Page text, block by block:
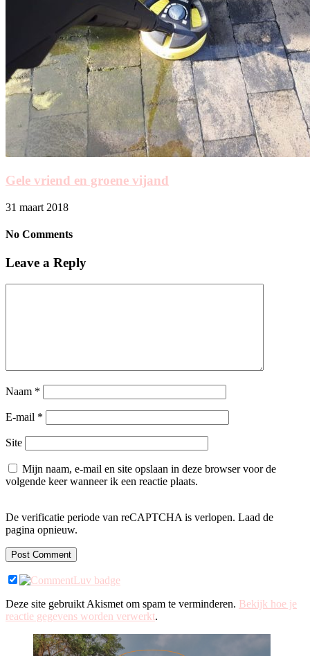
Gele vriend en groene vijand
31 maart 2018
No Comments
Leave a Reply
Naam *
E-mail *
Site
Mijn naam, e-mail en site opslaan in deze browser voor de
volgende keer wanneer ik een reactie plaats.
De verificatie periode van reCAPTCHA is verlopen. Laad de
pagina opnieuw.
Deze site gebruikt Akismet om spam te verminderen. Bekijk hoe je
reactie gegevens worden verwerkt.